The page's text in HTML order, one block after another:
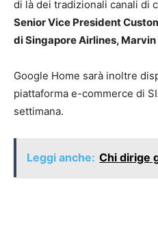
di là dei tradizionali canali di
Senior Vice President
di Singapore Airlines, Marvin
Google Home sarà inoltre
piattaforma e-commerce di
settimana.
Leggi anche: Chi dirige